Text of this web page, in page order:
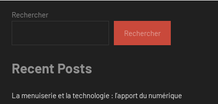
Rechercher
Rechercher
Recent Posts
La menuiserie et la technologie : l’apport du numérique